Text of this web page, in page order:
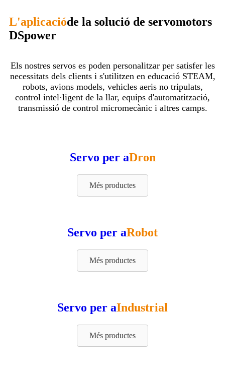
L'aplicacióde la solució de servomotors
DSpower
Els nostres servos es poden personalitzar per satisfer les
necessitats dels clients i s'utilitzen en educació STEAM,
robots, avions models, vehicles aeris no tripulats,
control intel·ligent de la llar, equips d'automatització,
transmissió de control micromecànic i altres camps.
Servo per aDron
Més productes
Servo per aRobot
Més productes
Servo per aIndustrial
Més productes